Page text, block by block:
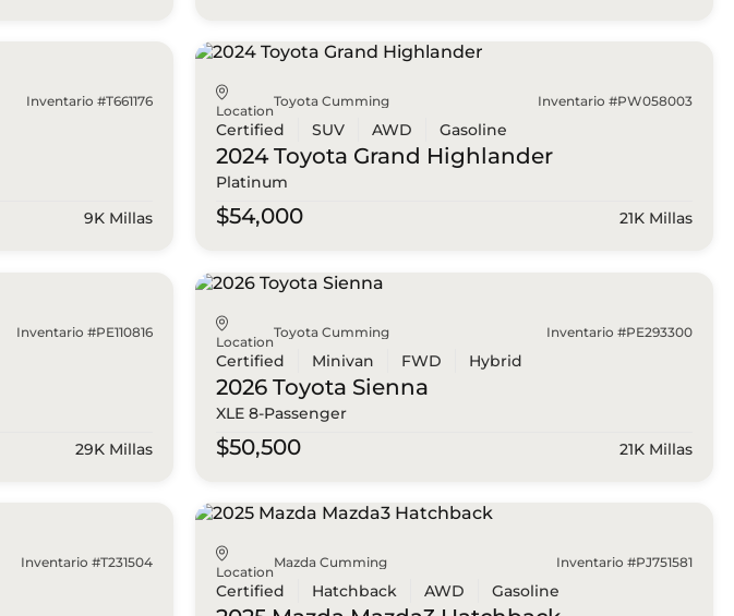
Inventario #T661176
9K Millas
Location
Toyota Cumming Inventario #PW058003
Certified SUV AWD Gasoline
2024 Toyota Grand Highlander
Platinum
$54,000 21K Millas
Inventario #PE110816
29K Millas
Location
Toyota Cumming Inventario #PE293300
Certified Minivan FWD Hybrid
2026 Toyota Sienna
XLE 8-Passenger
$50,500 21K Millas
Inventario #T231504
Location
Mazda Cumming Inventario #PJ751581
Certified Hatchback AWD Gasoline